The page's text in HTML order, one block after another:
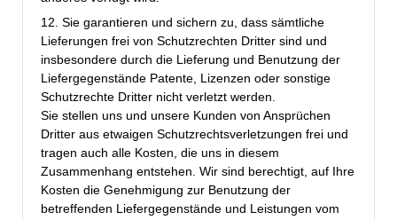
12. Sie garantieren und sichern zu, dass sämtliche
Lieferungen frei von Schutzrechten Dritter sind und
insbesondere durch die Lieferung und Benutzung der
Liefergegenstände Patente, Lizenzen oder sonstige
Schutzrechte Dritter nicht verletzt werden.
Sie stellen uns und unsere Kunden von Ansprüchen
Dritter aus etwaigen Schutzrechtsverletzungen frei und
tragen auch alle Kosten, die uns in diesem
Zusammenhang entstehen. Wir sind berechtigt, auf Ihre
Kosten die Genehmigung zur Benutzung der
betreffenden Liefergegenstände und Leistungen vom